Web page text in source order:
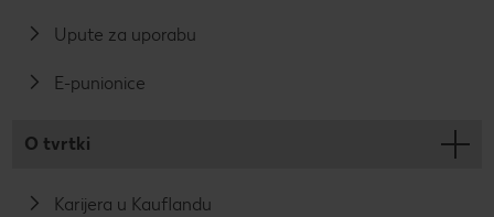
Upute za uporabu
E-punionice
O tvrtki
Karijera u Kauflandu